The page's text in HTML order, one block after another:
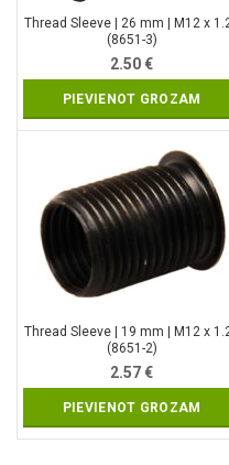
Thread Sleeve | 26 mm | M12 x
(8651-3)
2.50€
PIEVIENOT GROZAM
Thread Sleeve | 19 mm | M12 x
(8651-2)
2.57€
PIEVIENOT GROZAM